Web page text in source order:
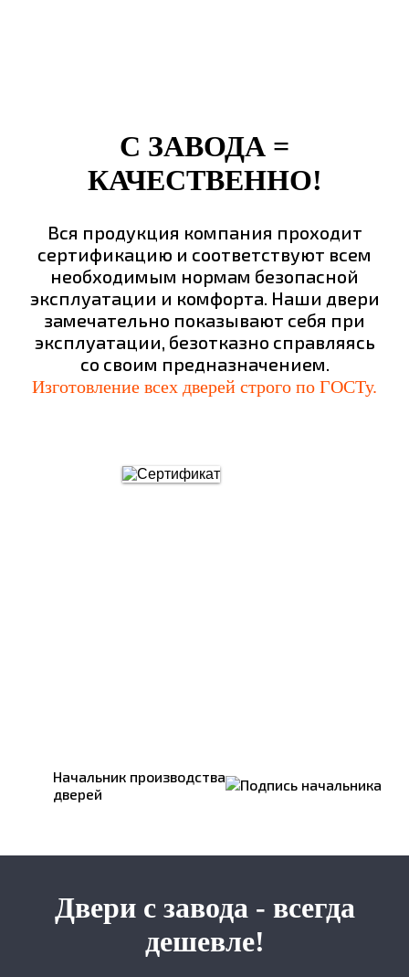
С ЗАВОДА =
КАЧЕСТВЕННО!
Вся продукция компания проходит
сертификацию и соответствуют всем
необходимым нормам безопасной
эксплуатации и комфорта. Наши двери
замечательно показывают себя при
эксплуатации, безотказно справляясь
со своим предназначением.
Изготовление всех дверей строго по ГОСТу.
Начальник производства
дверей
Двери с завода - всегда
дешевле!